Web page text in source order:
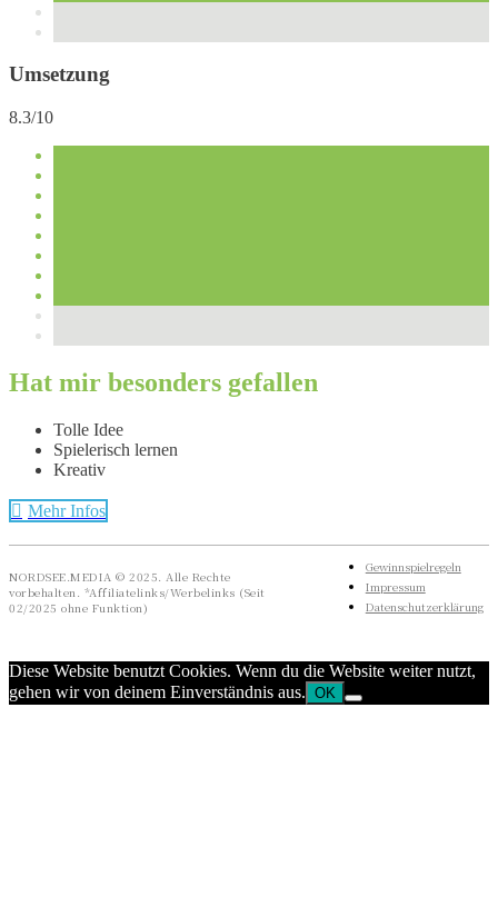
Umsetzung
8.3/10
Hat mir besonders gefallen
Tolle Idee
Spielerisch lernen
Kreativ
Mehr Infos
NORDSEE.MEDIA © 2025. Alle Rechte
vorbehalten. *Affiliatelinks/Werbelinks (Seit
02/2025 ohne Funktion)
Gewinnspielregeln
Impressum
Datenschutzerklärung
Diese Website benutzt Cookies. Wenn du die Website weiter nutzt,
gehen wir von deinem Einverständnis aus. OK